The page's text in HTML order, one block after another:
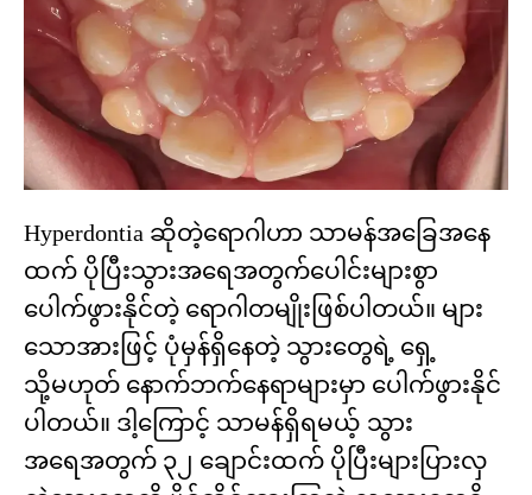
Hyperdontia ဆိုတဲ့ရောဂါဟာ သာမန်အခြေအနေ
ထက် ပိုပြီးသွားအရေအတွက်ပေါင်းများစွာ
ပေါက်ဖွားနိုင်တဲ့ ရောဂါတမျိုးဖြစ်ပါတယ်။ များ
သောအားဖြင့် ပုံမှန်ရှိနေတဲ့ သွားတွေရဲ့ ရှေ့
သို့မဟုတ် နောက်ဘက်နေရာများမှာ ပေါက်ဖွားနိုင်
ပါတယ်။ ဒါ့ကြောင့် သာမန်ရှိရမယ့် သွား
အရေအတွက် ၃၂ ချောင်းထက် ပိုပြီးများပြားလှ